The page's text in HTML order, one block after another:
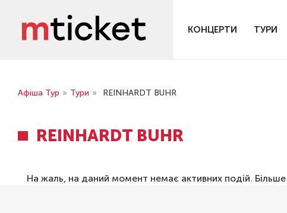
КОНЦЕРТИ ТУРИ
Афіша Тур » Тури » REINHARDT BUHR
REINHARDT BUHR
На жаль, на даний момент немає активних подій.